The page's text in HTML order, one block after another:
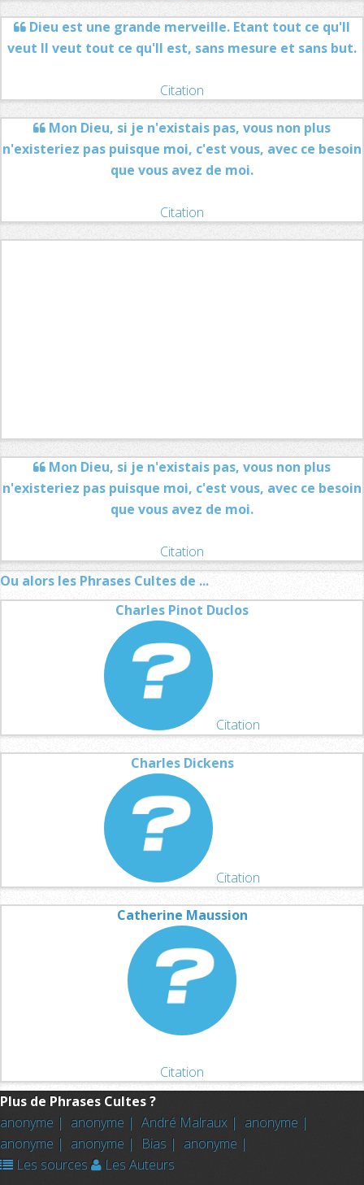
Dieu est une grande merveille. Etant tout ce qu'Il
veut Il veut tout ce qu'Il est, sans mesure et sans but.
Citation
Mon Dieu, si je n'existais pas, vous non plus
n'existeriez pas puisque moi, c'est vous, avec ce besoin
que vous avez de moi.
Citation
Mon Dieu, si je n'existais pas, vous non plus
n'existeriez pas puisque moi, c'est vous, avec ce besoin
que vous avez de moi.
Citation
Ou alors les Phrases Cultes de ...
Charles Pinot Duclos
Citation
Charles Dickens
Citation
Catherine Maussion
Citation
Plus de Phrases Cultes ?
anonyme | anonyme | André Malraux | anonyme |
anonyme | anonyme | Bias | anonyme |
Les sources
Les Auteurs